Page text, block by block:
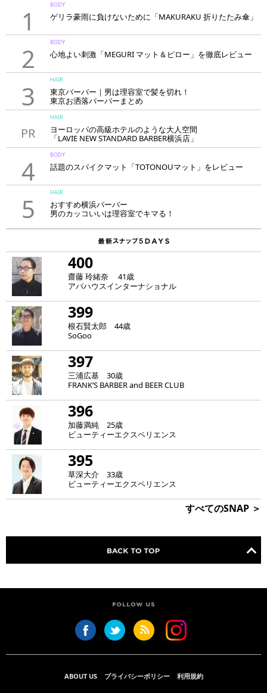
1
BODY
ゲリラ豪雨に負けないために「MAKURAKU 折りたたみ傘」
2
BODY
心地よい刺激「MEGURI マット＆ピロー」を徹底レビュー
3
HAIR
東京バーバー｜男は理容室で髪を切れ！
東京お洒落バーバーまとめ
PR
HAIR
ヨーロッパの高級ホテルのような大人空間
「LAVIE NEW STANDARD BARBER横浜店」
4
BODY
話題のスパイクマット「TOTONOUマット」をレビュー
5
HAIR
おすすめ横浜バーバー
男のカッコいいは理容室でキマる！
400
齋藤 玲緒奈 41歳
アバハウスインターナショナル
399
根石賢太郎 44歳
SoGoo
397
三浦広基 30歳
FRANK‘S BARBER and BEER CLUB
396
加藤満純 25歳
ビューティーエクスペリエンス
395
草深大介 33歳
ビューティーエクスペリエンス
すべてのSNAP ＞
ABOUT US プライバシーポリシー 利用規約